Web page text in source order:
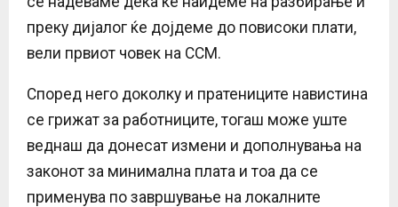
преку дијалог ќе дојдеме до повисоки плати,
вели првиот човек на ССМ.
Според него доколку и пратениците навистина
се грижат за работниците, тогаш може уште
веднаш да донесат измени и дополнувања на
законот за минимална плата и тоа да се
применува по завршување на локалните